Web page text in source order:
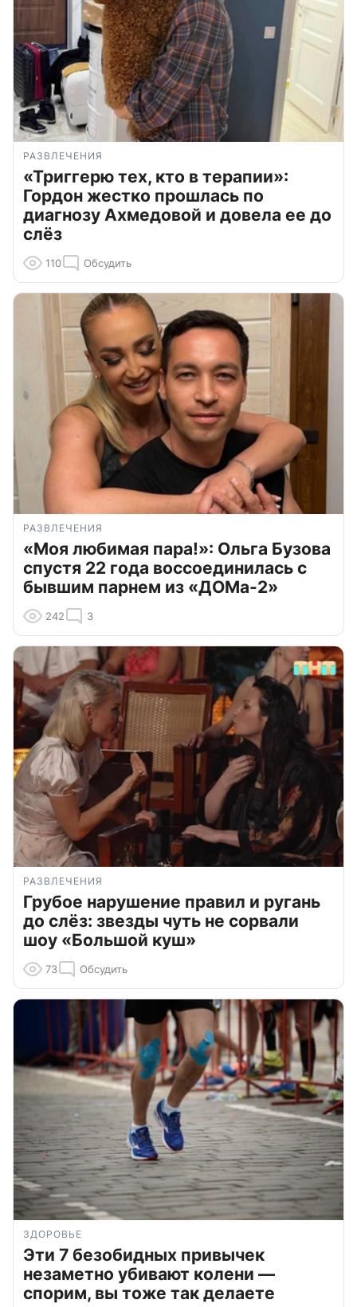
РАЗВЛЕЧЕНИЯ
«Триггерю тех, кто в терапии»:
Гордон жестко прошлась по
диагнозу Ахмедовой и довела ее до
слёз
110 Обсудить
РАЗВЛЕЧЕНИЯ
«Моя любимая пара!»: Ольга Бузова
спустя 22 года воссоединилась с
бывшим парнем из «ДОМа-2»
242 3
РАЗВЛЕЧЕНИЯ
Грубое нарушение правил и ругань
до слёз: звезды чуть не сорвали
шоу «Большой куш»
73 Обсудить
ЗДОРОВЬЕ
Эти 7 безобидных привычек
незаметно убивают колени —
спорим, вы тоже так делаете